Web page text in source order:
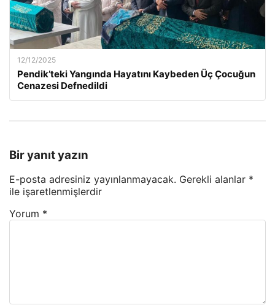
12/12/2025
Pendik’teki Yangında Hayatını Kaybeden Üç Çocuğun
Cenazesi Defnedildi
Bir yanıt yazın
E-posta adresiniz yayınlanmayacak. Gerekli alanlar *
ile işaretlenmişlerdir
Yorum *